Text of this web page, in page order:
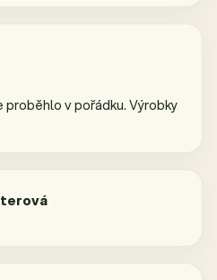
je 5 z 5 hvězdiček.
v pořádku. Výrobky
je 5 z 5 hvězdiček.